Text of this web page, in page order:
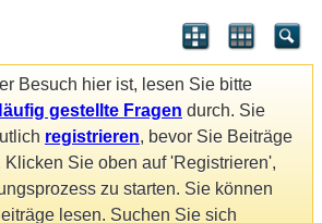
Besuch hier ist, lesen Sie bitte
gestellte Fragen durch. Sie
registrieren, bevor Sie Beiträge
Sie oben auf 'Registrieren',
zu starten. Sie können
lesen. Suchen Sie sich